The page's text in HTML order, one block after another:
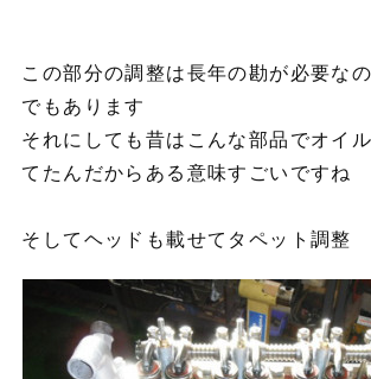
この部分の調整は長年の勘が必要な
でもあります
それにしても昔はこんな部品でオイ
てたんだからある意味すごいですね
そしてヘッドも載せてタペット調整